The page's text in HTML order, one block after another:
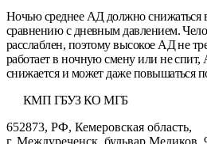
Ночью среднее АД должно снижаться
сравнению с дневным давлением.
расслаблен, поэтому высокое АД не
работает в ночную смену или не
снижается и может даже повышаться
КМП ГБУЗ КО МГБ
652873, РФ, Кемеровская область,
г. Междуреченск, бульвар Медиков,